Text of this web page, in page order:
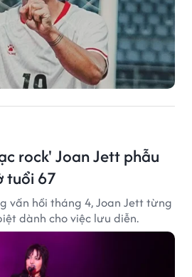
rock' Joan Jett phẫu
tuổi 67
vấn hồi tháng 4, Joan Jett từng
dành cho việc lưu diễn.